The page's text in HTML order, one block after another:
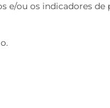
ou os indicadores